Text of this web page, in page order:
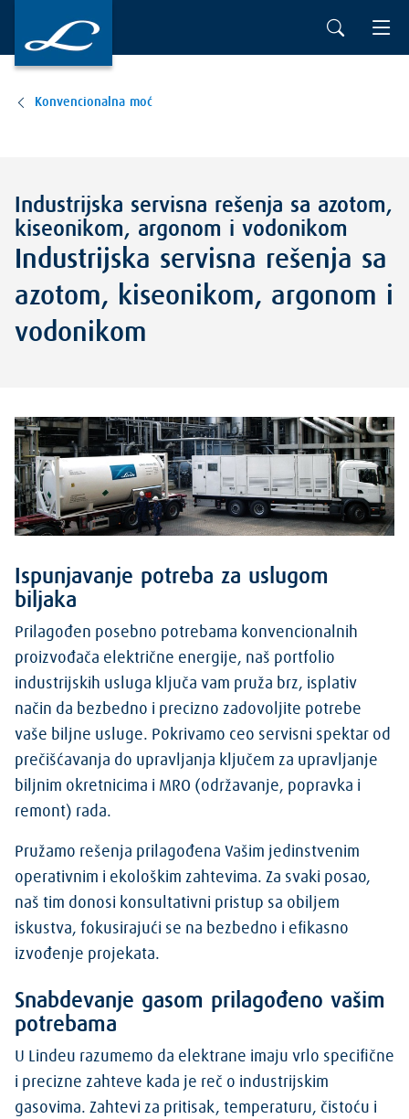
Konvencionalna moć
Industrijska servisna rešenja sa azotom,
kiseonikom, argonom i vodonikom
Industrijska servisna rešenja sa
azotom, kiseonikom, argonom i
vodonikom
Ispunjavanje potreba za uslugom
biljaka
Prilagođen posebno potrebama konvencionalnih
proizvođača električne energije, naš portfolio
industrijskih usluga ključa vam pruža brz, isplativ
način da bezbedno i precizno zadovoljite potrebe
vaše biljne usluge. Pokrivamo ceo servisni spektar od
prečišćavanja do upravljanja ključem za upravljanje
biljnim okretnicima i MRO (održavanje, popravka i
remont) rada.
Pružamo rešenja prilagođena Vašim jedinstvenim
operativnim i ekološkim zahtevima. Za svaki posao,
naš tim donosi konsultativni pristup sa obiljem
iskustva, fokusirajući se na bezbedno i efikasno
izvođenje projekata.
Snabdevanje gasom prilagođeno vašim
potrebama
U Lindeu razumemo da elektrane imaju vrlo specifične
i precizne zahteve kada je reč o industrijskim
gasovima. Zahtevi za pritisak, temperaturu, čistoću i